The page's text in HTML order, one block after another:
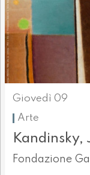
Giovedì 09
Arte
Kandinsky,
Fondazione